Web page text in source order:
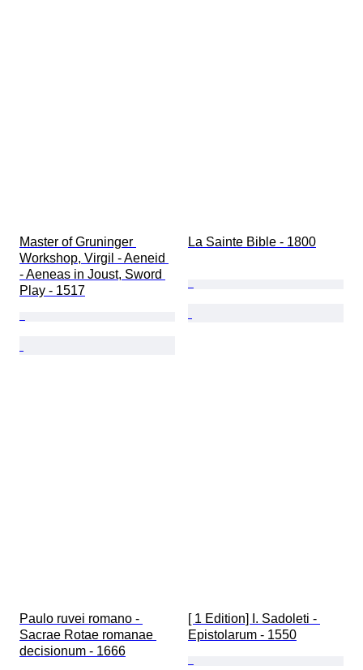
Master of Gruninger
Workshop, Virgil - Aeneid
- Aeneas in Joust, Sword
Play - 1517
La Sainte Bible - 1800
Paulo ruvei romano -
Sacrae Rotae romanae
decisionum - 1666
[ 1 Edition] I. Sadoleti -
Epistolarum - 1550